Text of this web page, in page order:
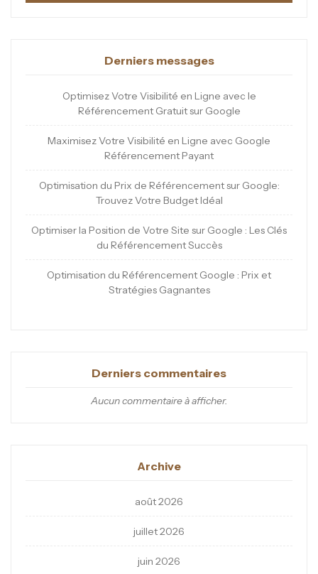
Derniers messages
Optimisez Votre Visibilité en Ligne avec le
Référencement Gratuit sur Google
Maximisez Votre Visibilité en Ligne avec Google
Référencement Payant
Optimisation du Prix de Référencement sur Google:
Trouvez Votre Budget Idéal
Optimiser la Position de Votre Site sur Google : Les Clés
du Référencement Succès
Optimisation du Référencement Google : Prix et
Stratégies Gagnantes
Derniers commentaires
Aucun commentaire à afficher.
Archive
août 2026
juillet 2026
juin 2026